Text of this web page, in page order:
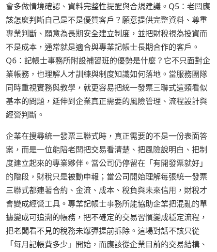
會多做情境確認、資料完整性提醒與合規建議。Q5：老闆應
該怎麼判斷自己是不是優質客戶？願意提供完整資料、尊重
專業判斷、願意為長期安全建立制度，並把財稅視為投資而
不是成本，通常就是適合與專業記帳士長期合作的客戶。
Q6：記帳士事務所附設補習班的優勢是什麼？它不只面對企
業帳務，也理解人才訓練與制度知識如何落地。當服務團隊
同時重視實務與教學，就更容易把統一發票三聯式這類看似
基本的問題，延伸到企業真正需要的風險管理、流程設計與
經營判斷。
企業在搜尋統一發票三聯式時，真正需要的不是一份表面答
案，而是一位能陪老闆把交易看清楚、把風險說明白、把制
度建立起來的專業夥伴。當公司仍停留在「有開發票就好」
的階段，財稅只是被動申報；當公司開始理解每張統一發票
三聯式都連著合約、金流、成本、稅負與未來信用，財稅才
會變成經營工具。專業記帳士事務所能協助企業把混亂的單
據變成可追溯的帳務，把不確定的交易習慣變成穩定流程，
把老闆看不見的稅務未爆彈提前拆除。這場對話不該只從
「每月記帳費多少」開始，而應該從企業目前的交易結構、